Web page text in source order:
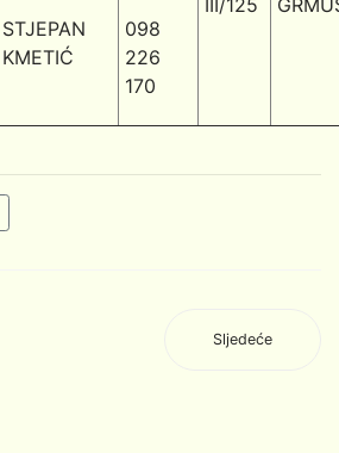
STJEPAN
KMETIĆ
098
226
170
III/125
Sljedeće